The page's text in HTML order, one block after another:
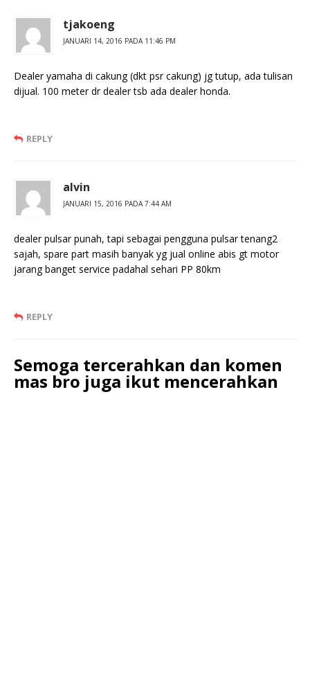
tjakoeng
JANUARI 14, 2016 PADA 11:46 PM
Dealer yamaha di cakung (dkt psr cakung) jg tutup, ada tulisan
dijual. 100 meter dr dealer tsb ada dealer honda.
REPLY
alvin
JANUARI 15, 2016 PADA 7:44 AM
dealer pulsar punah, tapi sebagai pengguna pulsar tenang2
sajah, spare part masih banyak yg jual online abis gt motor
jarang banget service padahal sehari PP 80km
REPLY
Semoga tercerahkan dan komen
mas bro juga ikut mencerahkan